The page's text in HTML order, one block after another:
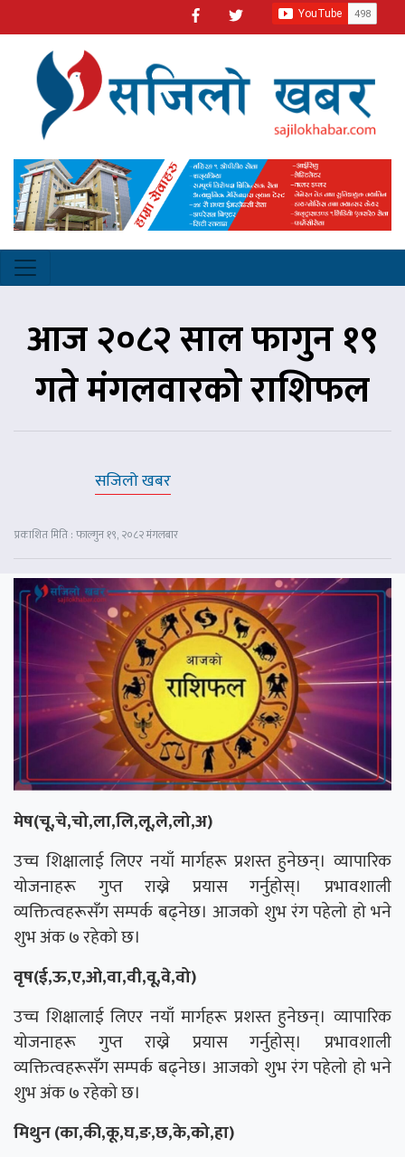
आज २०८२ साल फागुन १९
गते मंगलवारको राशिफल
सजिलो खबर
प्रकाशित मिति : फाल्गुन १९, २०८२ मंगलबार
मेष(चू,चे,चो,ला,लि,लू,ले,लो,अ)
उच्च शिक्षालाई लिएर नयाँ मार्गहरू प्रशस्त हुनेछन्। व्यापारिक
योजनाहरू गुप्त राख्ने प्रयास गर्नुहोस्। प्रभावशाली
व्यक्तित्वहरूसँग सम्पर्क बढ्नेछ। आजको शुभ रंग पहेलो हो भने
शुभ अंक ७ रहेको छ।
वृष(ई,ऊ,ए,ओ,वा,वी,वू,वे,वो)
उच्च शिक्षालाई लिएर नयाँ मार्गहरू प्रशस्त हुनेछन्। व्यापारिक
योजनाहरू गुप्त राख्ने प्रयास गर्नुहोस्। प्रभावशाली
व्यक्तित्वहरूसँग सम्पर्क बढ्नेछ। आजको शुभ रंग पहेलो हो भने
शुभ अंक ७ रहेको छ।
मिथुन (का,की,कू,घ,ङ,छ,के,को,हा)